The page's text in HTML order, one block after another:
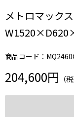
メトロマック
商品コード：
204,600円 （